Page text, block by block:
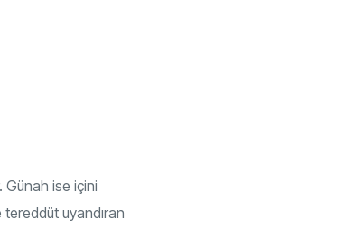
Günah ise içini
uyandıran